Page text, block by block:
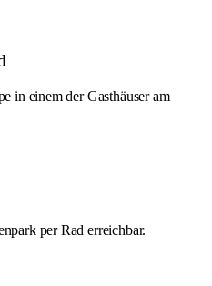
in einem der Gasthäuser am
per Rad erreichbar.